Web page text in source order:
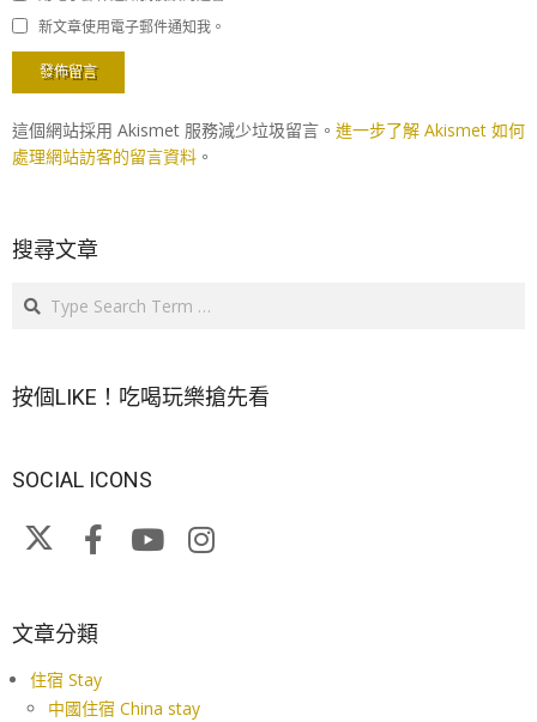
新文章使用電子郵件通知我。
這個網站採用 Akismet 服務減少垃圾留言。 進一步了解 Akismet 如何
處理網站訪客的留言資料 。
搜尋文章
Search
按個LIKE！吃喝玩樂搶先看
SOCIAL ICONS
文章分類
住宿 Stay
中國住宿 China stay